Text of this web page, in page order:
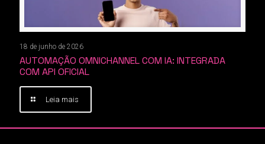
18 de junho de 2026
AUTOMAÇÃO OMNICHANNEL COM IA: INTEGRADA
COM API OFICIAL
Leia mais